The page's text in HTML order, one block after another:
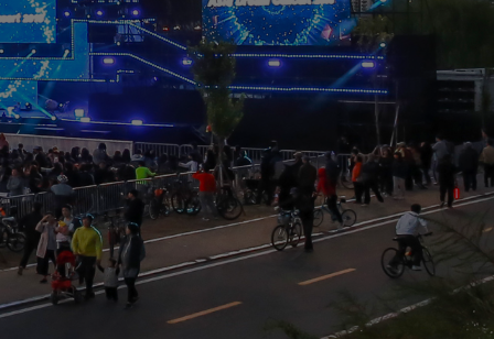
공지사항
보도자료
2025
2024
2022
2020